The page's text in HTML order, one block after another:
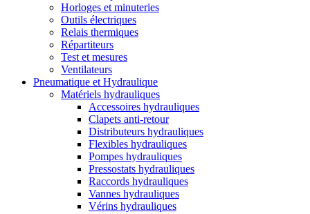
Horloges et minuteries
Outils électriques
Relais thermiques
Répartiteurs
Test et mesures
Ventilateurs
Pneumatique et Hydraulique
Matériels hydrauliques
Accessoires hydrauliques
Clapets anti-retour
Distributeurs hydrauliques
Flexibles hydrauliques
Pompes hydrauliques
Pressostats hydrauliques
Raccords hydrauliques
Vannes hydrauliques
Vérins hydrauliques